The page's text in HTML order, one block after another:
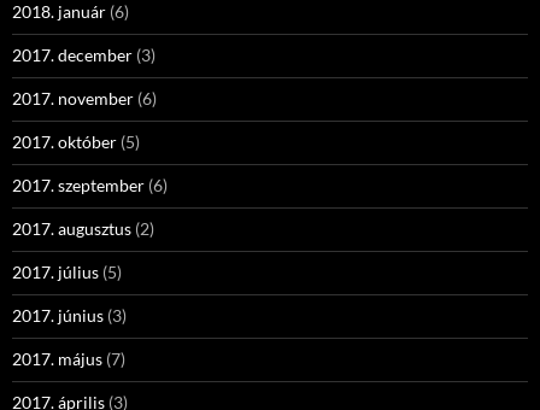
2018. január (6)
2017. december (3)
2017. november (6)
2017. október (5)
2017. szeptember (6)
2017. augusztus (2)
2017. július (5)
2017. június (3)
2017. május (7)
2017. április (3)